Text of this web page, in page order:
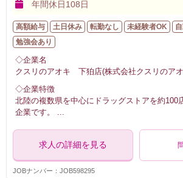
年間休日108日
高額給与 土日休み 転勤なし 未経験者OK
勉強会あり
◇企業名
クスリのアオキ 下狛店(株式会社クスリのア
◇企業特徴
北陸の複数県を中心にドラッグストアを約100
企業です。
求人の詳細を見る
JOBナンバー：JOB598295